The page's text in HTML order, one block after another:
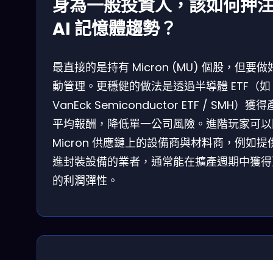
身為一般投資人，該如何押
AI 記憶體趨勢？
最直接的是持有 Micron (MU) 個股，但要做
動管理。更穩健的做法是透過半導體 ETF（如
VanEck Semiconductor ETF / SMH）獲得
平均報酬，降低單一公司風險。進階玩家可
Micron 供應鏈上的設備商與材料商，例如提
進封裝設備的業者，通常能在擴產週期中獲
的利潤彈性。